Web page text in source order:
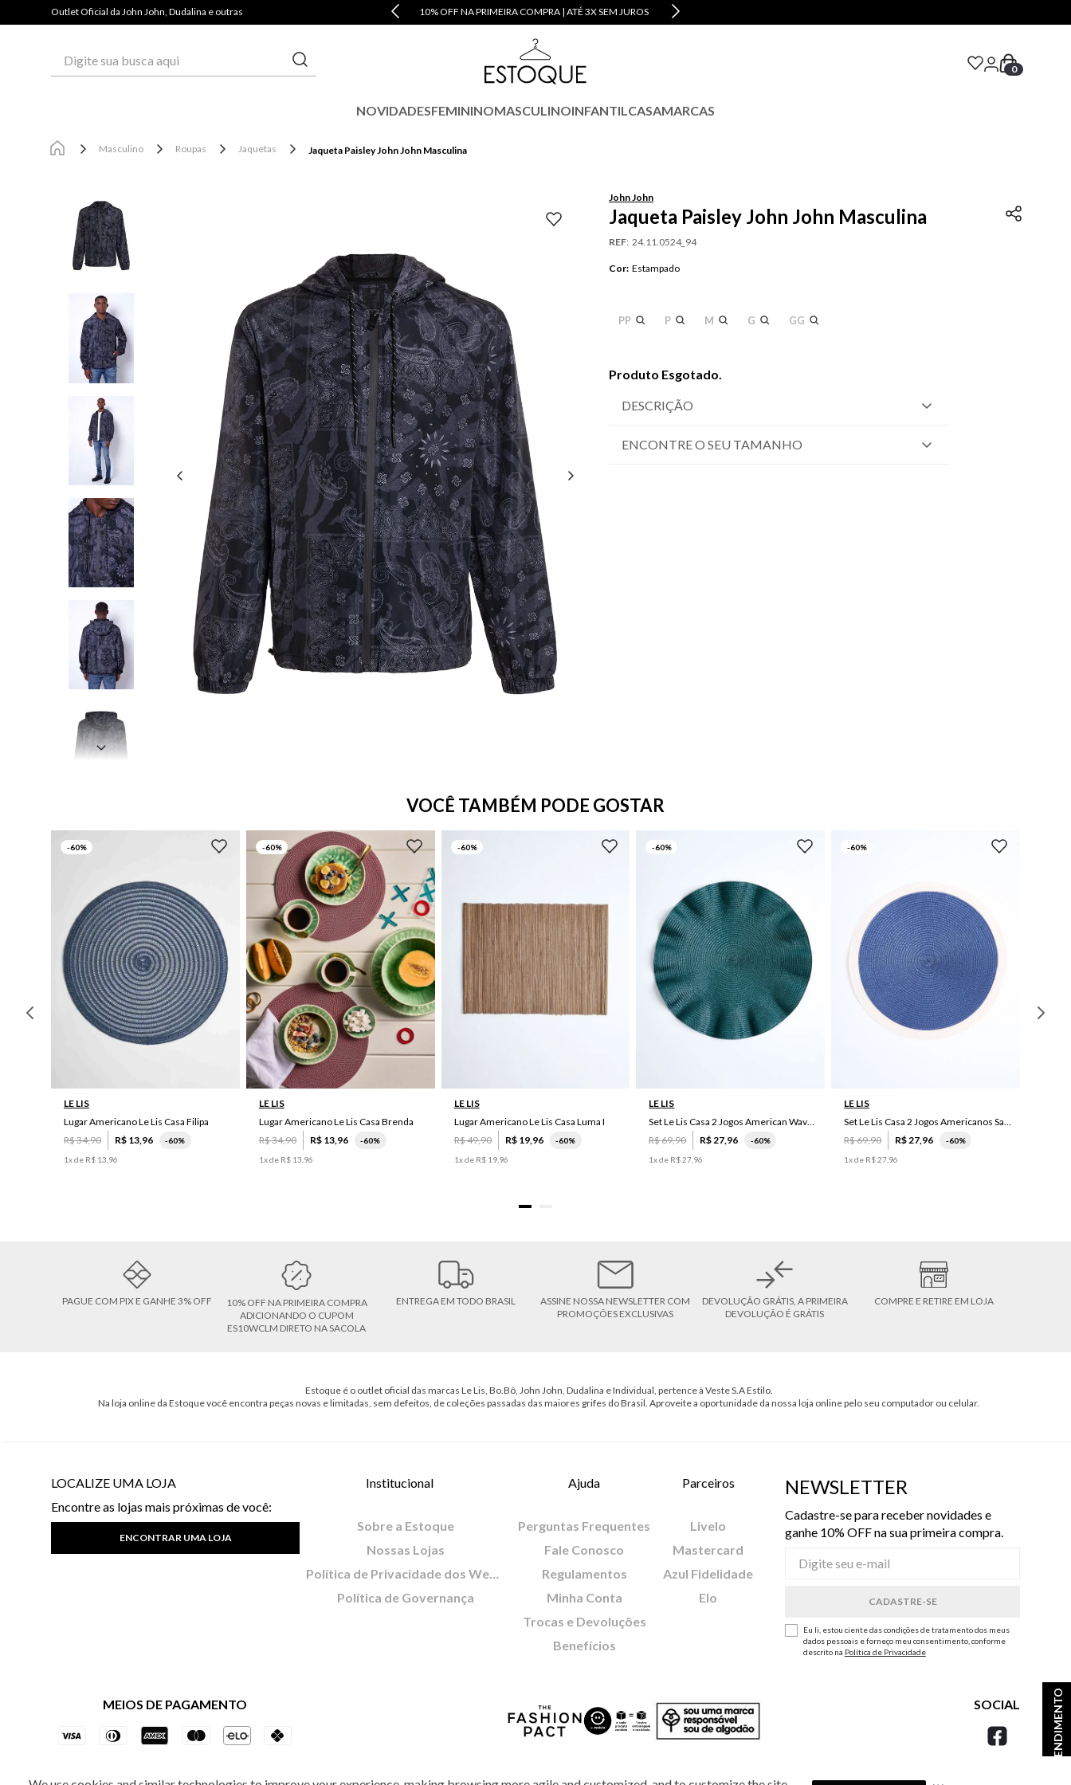
Outlet Oficial da John John, Dudalina e outrasPAGUE COM PIX E GANHE 3% OFF* 10% OFF NA PRIMEIRA COMPRA | ATÉ 3X SEM JUROS
0
NOVIDADESFEMININOMASCULINOINFANTILCASAMARCAS
ATENDIMENTO
Masculino Roupas Jaquetas Jaqueta Paisley John John Masculina
John John
Jaqueta Paisley John John Masculina
REF: 24.11.0524_94
Cor: Estampado
PP P M G GG
Produto Esgotado.
DESCRIÇÃO
ENCONTRE O SEU TAMANHO
VOCÊ TAMBÉM PODE GOSTAR
-60%
LE LIS
Lugar Americano Le Lis Casa Filipa
R$34,90 R$ 13,96 -60%
1x de R$ 13 96
-60%
UN
LE LIS
Lugar Americano Le Lis Casa Brenda
R$34,90 R$ 13,96 -60%
1x de R$ 13 96
-60%
LE LIS
Lugar Americano Le Lis Casa Luma I
R$49,90 R$ 19,96 -60%
1x de R$ 19, 96
-60%
LE LIS
Set Le Lis Casa 2 Jogos American Wave Green
R$69,90 R$27,96 -60%
1x de R$27 96
-60%
LE LIS
Set Le Lis Casa 2 Jogos Americanos Saruê II
R$69,90 R$27,96 -60%
1x de R$27 96
PAGUE COM PIX E GANHE 3% OFF
10% OFF NA PRIMEIRA COMPRA
ADICIONANDO O CUPOM
ES10WCLM DIRETO NA SACOLA
ENTREGA EM TODO BRASIL
ASSINE NOSSA NEWSLETTER COM
PROMOÇÕES EXCLUSIVAS
DEVOLUÇÃO GRÁTIS, A PRIMEIRA
DEVOLUÇÃO É GRÁTIS
COMPRE E RETIRE EM LOJA
Estoque é o outlet oficial das marcas Le Lis, Bo.Bô, John John, Dudalina e Individual, pertence à Veste S.A Estilo.
Na loja online da Estoque você encontra peças novas e limitadas, sem defeitos, de coleções passadas das maiores grifes do Brasil. Aproveite a oportunidade da nossa loja online pelo seu computador ou celular.
LOCALIZE UMA LOJA
Encontre as lojas mais próximas de você:
ENCONTRAR UMA LOJA
Institucional
Sobre a Estoque
Nossas Lojas
Política de Privacidade dos Websites
Política de Governança
Ajuda
Perguntas Frequentes
Fale Conosco
Regulamentos
Minha Conta
Trocas e Devoluções
Benefícios
Parceiros
Livelo
Mastercard
Azul Fidelidade
Elo
NEWSLETTER
Cadastre-se para receber novidades e
ganhe 10% OFF na sua primeira compra.
Eu li, estou ciente das condições de tratamento dos meus
dados pessoais e forneço meu consentimento, conforme
descrito na Política de Privacidade
MEIOS DE PAGAMENTO SOCIAL